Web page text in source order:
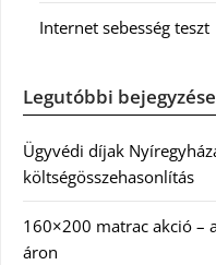
Internet sebesség teszt
Legutóbbi
Ügyvédi díjak
költségösszehasonlítás
160×200 matrac akció –
áron